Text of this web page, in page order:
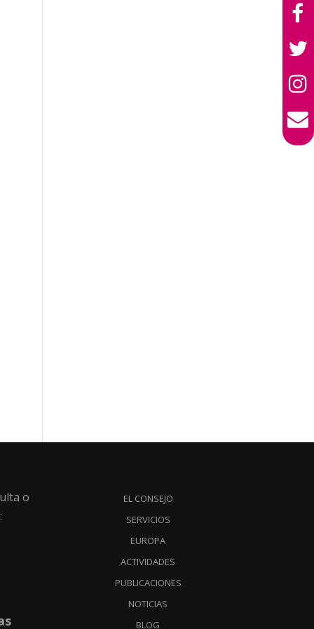
o
EL CONSEJO
SERVICIOS
EUROPA
ACTIVIDADES
PUBLICACIONES
NOTICIAS
BLOG